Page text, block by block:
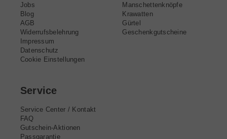
Jobs
Blog
AGB
Widerrufsbelehrung
Impressum
Datenschutz
Cookie Einstellungen
Manschettenknöpfe
Krawatten
Gürtel
Geschenkgutscheine
Service
Service Center / Kontakt
FAQ
Gutschein-Aktionen
Passgarantie